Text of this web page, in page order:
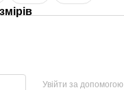
Увійти за допомогою